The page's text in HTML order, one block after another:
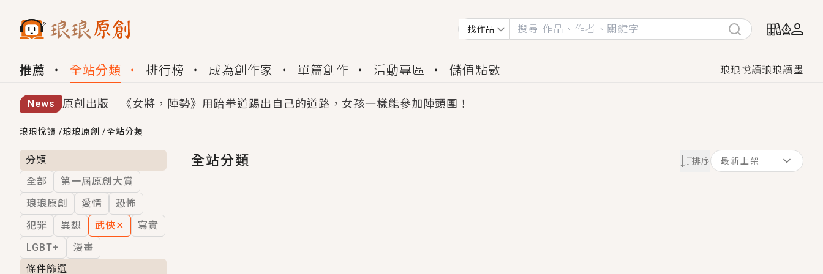
找作品
推薦 全站分類 排行榜 成為創作家 單篇創作 活動專區 儲值點數 琅琅悅讀琅琅讀墨
News 原創出版｜《女將，陣勢》用跆拳道踢出自己的道路，女孩一樣能參加陣頭團！
創,作家招募｜華文小說創作首選！有機會獲得豐富廣宣資源、專屬服務與獨享福利！
小編心動書單｜《離婚你提的，二婚嫁大佬，你哭什麼？》追妻火葬場！前夫失憶移情別戀，她頭也不回找新歡，他居然還後悔了？
GL｜《夏日與檸檬與重疊世界》炎熱的夏日、檸檬的香氣、互相愛慕的兩位少女，今夏最推純愛GL漫畫！
BL｜《費洛蒙中毒》救命！特殊費洛蒙體質世界觀，無法抗拒的吸引力，已中毒Σ>―(〃°ω°〃)♡→
OMG你嚇到我了｜《陰陽鬼店》上班族買了房子模型，但現實中買下的竟是屬於他的停屍櫃？！
言情｜《國語推行員》每個人心中都有一個連自己也無法改變的永恆， 他的一生將不由自主追逐著她……
琅琅悅讀 /琅琅原創 /全站分類
分類
全部
第一屆原創大賞
琅琅原創
愛情
恐怖
犯罪
異想 武俠✕
寫實
LGBT+
漫畫
條件篩選
全站分類 排序 最新上架